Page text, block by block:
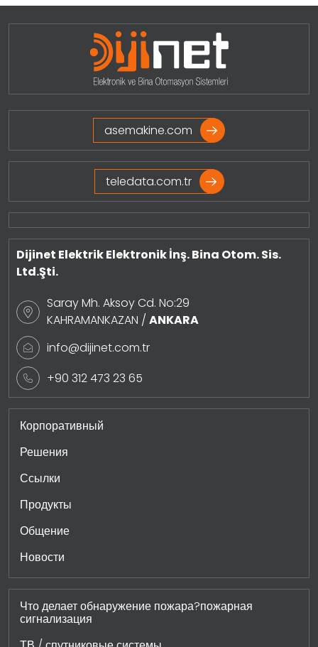
asemakine.com
teledata.com.tr
Dijinet Elektrik Elektronik İnş. Bina Otom. Sis.
Ltd.Şti.
Saray Mh. Aksoy Cd. No:29
KAHRAMANKAZAN / ANKARA
info@dijinet.com.tr
+90 312 473 23 65
Корпоративный
Решения
Ссылки
Продукты
Общение
Новости
Что делает обнаружение пожара?пожарная
сигнализация